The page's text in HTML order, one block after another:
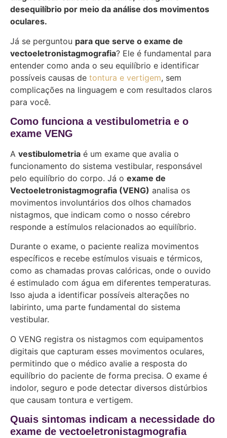
desequilíbrio por meio da análise dos movimentos
oculares.
Já se perguntou para que serve o exame de
vectoeletronistagmografia? Ele é fundamental para
entender como anda o seu equilíbrio e identificar
possíveis causas de tontura e vertigem, sem
complicações na linguagem e com resultados claros
para você.
Como funciona a vestibulometria e o
exame VENG
A vestibulometria é um exame que avalia o
funcionamento do sistema vestibular, responsável
pelo equilíbrio do corpo. Já o exame de
Vectoeletronistagmografia (VENG) analisa os
movimentos involuntários dos olhos chamados
nistagmos, que indicam como o nosso cérebro
responde a estímulos relacionados ao equilíbrio.
Durante o exame, o paciente realiza movimentos
específicos e recebe estímulos visuais e térmicos,
como as chamadas provas calóricas, onde o ouvido
é estimulado com água em diferentes temperaturas.
Isso ajuda a identificar possíveis alterações no
labirinto, uma parte fundamental do sistema
vestibular.
O VENG registra os nistagmos com equipamentos
digitais que capturam esses movimentos oculares,
permitindo que o médico avalie a resposta do
equilíbrio do paciente de forma precisa. O exame é
indolor, seguro e pode detectar diversos distúrbios
que causam tontura e vertigem.
Quais sintomas indicam a necessidade do
exame de vectoeletronistagmografia